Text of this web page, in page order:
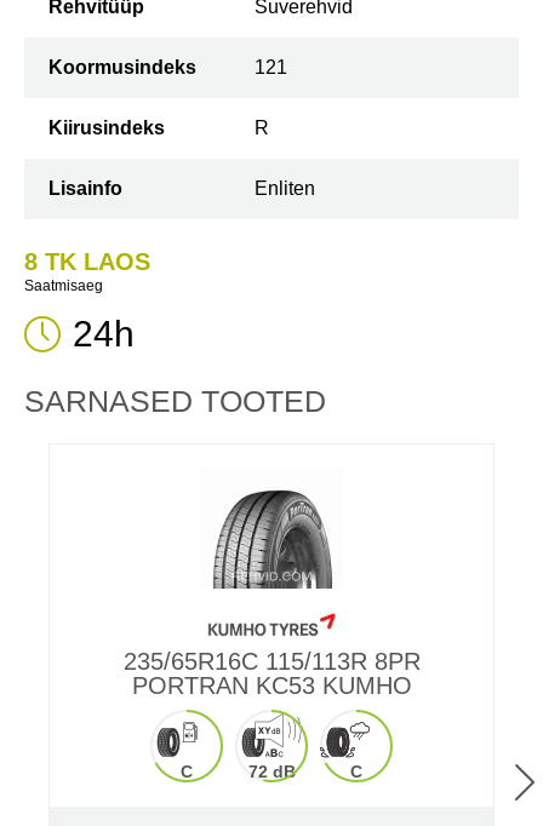
Rehvitüüp Suverehvid
Koormusindeks 121
Kiirusindeks R
Lisainfo Enliten
8 TK LAOS
Saatmisaeg
24h
SARNASED TOOTED
235/65R16C 115/113R 8PR
PORTRAN KC53 KUMHO
C 72 dB C